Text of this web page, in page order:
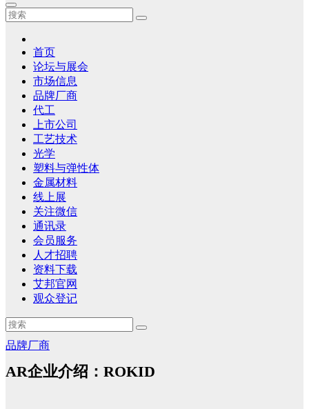
首页
论坛与展会
市场信息
品牌厂商
代工
上市公司
工艺技术
光学
塑料与弹性体
金属材料
线上展
关注微信
通讯录
会员服务
人才招聘
资料下载
艾邦官网
观众登记
品牌厂商
AR企业介绍：ROKID